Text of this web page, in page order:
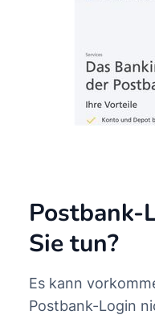
Postbank-
Sie tun?
Es kann
Postbank-Login